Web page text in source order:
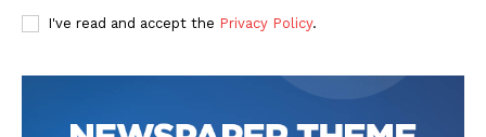
I've read and accept the Privacy Policy.